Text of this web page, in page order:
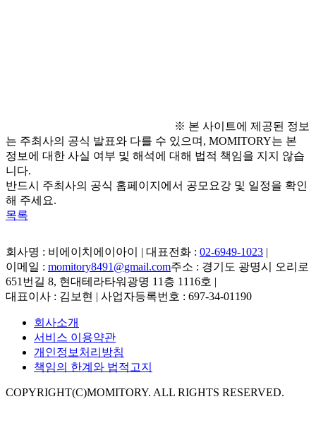
※ 본 사이트에 제공된 정보
는 주최사의 공식 발표와 다를 수 있으며, MOMITORY는 본
정보에 대한 사실 여부 및 해석에 대해 법적 책임을 지지 않습
니다.
반드시 주최사의 공식 홈페이지에서 공모요강 및 일정을 확인
해 주세요.
목록
회사명 : 비에이치에이아이 | 대표전화 : 02-6949-1023 |
이메일 : momitory8491@gmail.com주소 : 경기도 광명시 오리로
651번길 8, 현대테라타워광명 11층 1116호 |
대표이사 : 김보현 | 사업자등록번호 : 697-34-01190
회사소개
서비스 이용약관
개인정보처리방침
책임의 한계와 법적고지
COPYRIGHT(C)MOMITORY. ALL RIGHTS RESERVED.